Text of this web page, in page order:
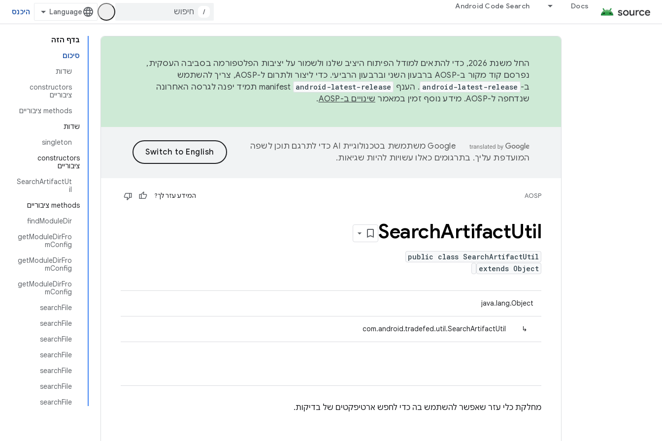
Docs
Android Code Search
/ היכנס
בדף הזה
סיכום
שדות
‫constructors
ציבוריים
‫methods ציבוריים
שדות
singleton
‫constructors
ציבוריים
SearchArtifactUt
il
‫methods ציבוריים
findModuleDir
getModuleDirFro
mConfig
getModuleDirFro
mConfig
getModuleDirFro
mConfig
searchFile
searchFile
searchFile
searchFile
searchFile
searchFile
searchFile
החל משנת 2026, כדי להתאים למודל הפיתוח היציב שלנו ולשמור על יציבות הפלטפורמה בסביבה העסקית,
נפרסם קוד מקור ב-AOSP ברבעון השני וברבעון הרביעי. כדי ליצור ולתרום ל-AOSP, צריך להשתמש
ב- android-latest-release . הענף android-latest-release
manifest תמיד יפנה לגרסה האחרונה
שנדחפה ל-AOSP. מידע נוסף זמין במאמר
שינויים ב-AOSP .
‫Google משתמשת בטכנולוגיית AI כדי לתרגם תוכן לשפה
המועדפת עליך. בתרגומים כאלו עשויות להיות שגיאות.
AOSP המידע עזר לך?
SearchArtifactUtil
public class SearchArtifactUtil
extends Object
java.lang.Object
↳
com.android.tradefed.util.SearchArtifactUtil
מחלקת כלי עזר שאפשר להשתמש בה כדי לחפש ארטיפקטים של בדיקות.